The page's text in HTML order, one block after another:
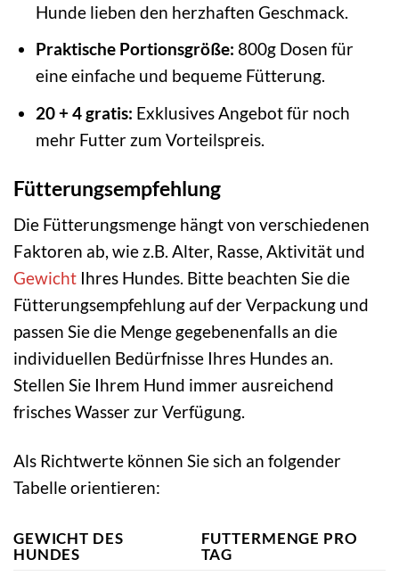
Hunde lieben den herzhaften Geschmack.
Praktische Portionsgröße: 800g Dosen für
eine einfache und bequeme Fütterung.
20 + 4 gratis: Exklusives Angebot für noch
mehr Futter zum Vorteilspreis.
Fütterungsempfehlung
Die Fütterungsmenge hängt von verschiedenen
Faktoren ab, wie z.B. Alter, Rasse, Aktivität und
Gewicht Ihres Hundes. Bitte beachten Sie die
Fütterungsempfehlung auf der Verpackung und
passen Sie die Menge gegebenenfalls an die
individuellen Bedürfnisse Ihres Hundes an.
Stellen Sie Ihrem Hund immer ausreichend
frisches Wasser zur Verfügung.
Als Richtwerte können Sie sich an folgender
Tabelle orientieren:
GEWICHT DES
HUNDES
FUTTERMENGE PRO
TAG